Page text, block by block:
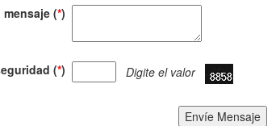
mensaje (*)
(*) Digite el valor
Envíe Mensaje